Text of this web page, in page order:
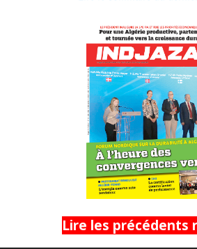
Lire les précédents